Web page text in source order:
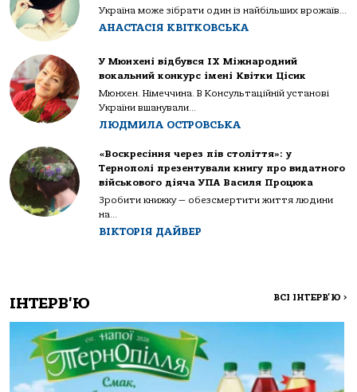
Україна може зібрати один із найбільших врожаїв...
АНАСТАСІЯ КВІТКОВСЬКА
У Мюнхені відбувся IX Міжнародний
вокальний конкурс імені Квітки Цісик
Мюнхен. Німеччина. В Консультаційній установі
України вшанували...
ЛЮДМИЛА ОСТРОВСЬКА
«Воскресіння через пів століття»: у
Тернополі презентували книгу про видатного
військового діяча УПА Василя Процюка
Зробити книжку — обезсмертити життя людини
на...
ВІКТОРІЯ ДАЙВЕР
ІНТЕРВ'Ю ВСІ ІНТЕРВ'Ю >